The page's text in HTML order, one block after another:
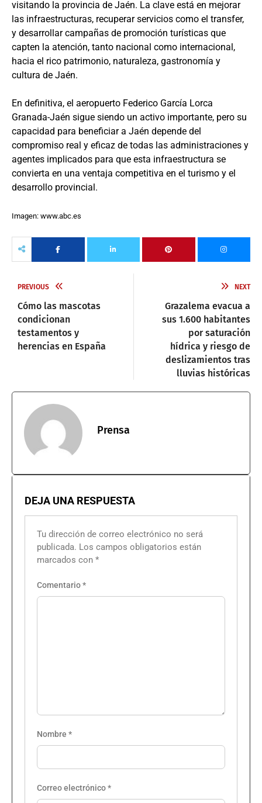
visitando la provincia de Jaén. La clave está en mejorar
las infraestructuras, recuperar servicios como el transfer,
y desarrollar campañas de promoción turísticas que
capten la atención, tanto nacional como internacional,
hacia el rico patrimonio, naturaleza, gastronomía y
cultura de Jaén.
En definitiva, el aeropuerto Federico García Lorca
Granada-Jaén sigue siendo un activo importante, pero su
capacidad para beneficiar a Jaén depende del
compromiso real y eficaz de todas las administraciones y
agentes implicados para que esta infraestructura se
convierta en una ventaja competitiva en el turismo y el
desarrollo provincial.
Imagen: www.abc.es
PREVIOUS
Cómo las mascotas
condicionan
testamentos y
herencias en España
NEXT
Grazalema evacua a
sus 1.600 habitantes
por saturación
hídrica y riesgo de
deslizamientos tras
lluvias históricas
Prensa
DEJA UNA RESPUESTA
Tu dirección de correo electrónico no será
publicada. Los campos obligatorios están
marcados con *
Comentario*
Nombre *
Correo electrónico*